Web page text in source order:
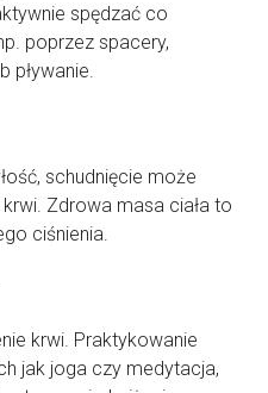
spędzać co
poprzez spacery,
pływanie.
schudnięcie może
Zdrowa masa ciała to
ciśnienia.
krwi. Praktykowanie
jak joga czy medytacja,